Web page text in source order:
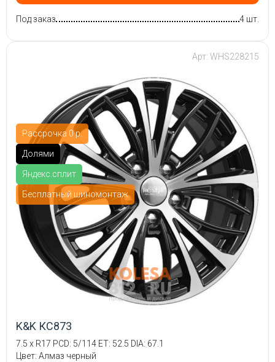
Под заказ 4 шт.
Рассрочка 0 р.
Долями
Яндекс.сплит
Бесплатный шиномонтаж
Арт: WHS228215
K&K КС873
7.5 x R17 PCD: 5/114 ET: 52.5 DIA: 67.1
Цвет: Алмаз черный